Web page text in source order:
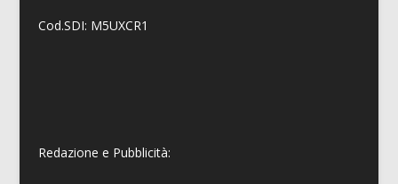
Cod.SDI: M5UXCR1
Redazione e Pubblicità: